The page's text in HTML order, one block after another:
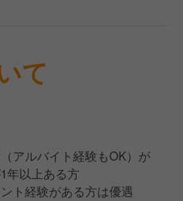
て
アルバイト経験もOK）が
年以上ある方
ト経験がある方は優遇